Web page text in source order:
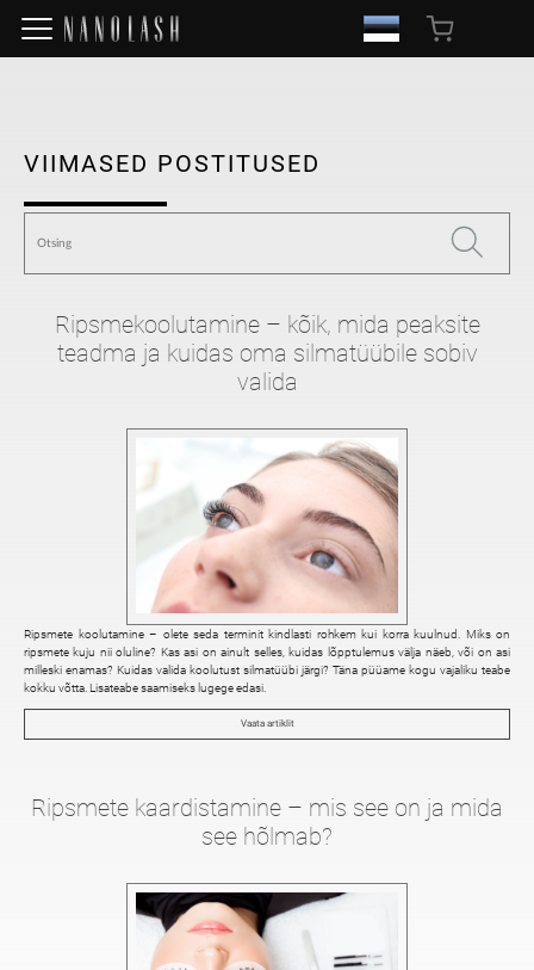
VIIMASED POSTITUSED
Ripsmekoolutamine – kõik, mida peaksite
teadma ja kuidas oma silmatüübile sobiv
valida
Ripsmete koolutamine – olete seda terminit kindlasti rohkem kui korra kuulnud. Miks on
ripsmete kuju nii oluline? Kas asi on ainult selles, kuidas lõpptulemus välja näeb, või on asi
milleski enamas? Kuidas valida koolutust silmatüübi järgi? Täna püüame kogu vajaliku teabe
kokku võtta. Lisateabe saamiseks lugege edasi.
Vaata artiklit
Ripsmete kaardistamine – mis see on ja mida
see hõlmab?